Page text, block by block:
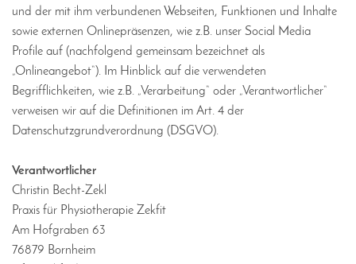
und der mit ihm verbundenen Webseiten, Funktionen und Inhalte
sowie externen Onlinepräsenzen, wie z.B. unser Social Media
Profile auf (nachfolgend gemeinsam bezeichnet als
„Onlineangebot“). Im Hinblick auf die verwendeten
Begrifflichkeiten, wie z.B. „Verarbeitung“ oder „Verantwortlicher“
verweisen wir auf die Definitionen im Art. 4 der
Datenschutzgrundverordnung (DSGVO).
Verantwortlicher
Christin Becht-Zekl
Praxis für Physiotherapie Zekfit
Am Hofgraben 63
76879 Bornheim